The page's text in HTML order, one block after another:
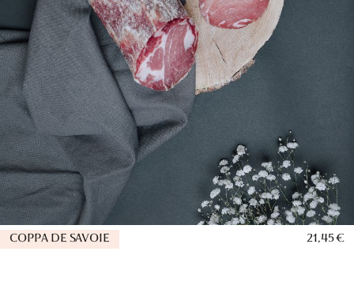
COPPA DE SAVOIE 21,45 €